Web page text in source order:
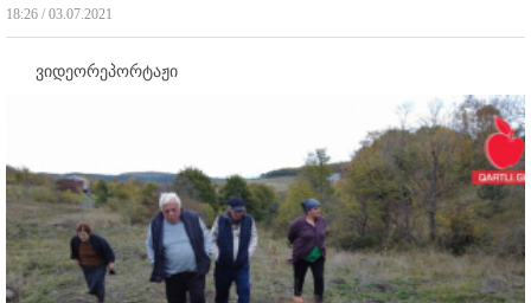
18:26 / 03.07.2021
ვიდეორეპორტაჟი